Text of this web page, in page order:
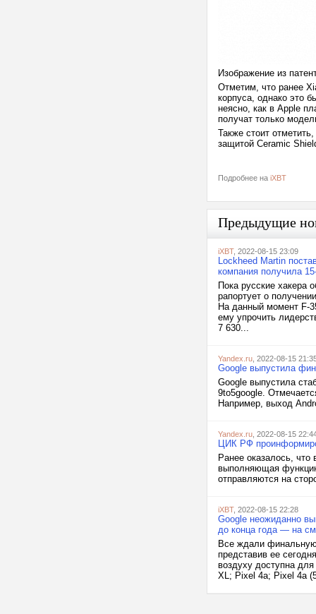
Изображение из
Отметим, что ранее
корпуса, однако это
неясно, как в Apple
получат только
Также стоит
защитой Ceramic
Подробнее на iXBT
Предыдущие
iXBT, 2022-08-15 23:09
Lockheed Martin
компания получила
Пока русские хакера
рапортует о
На данный момент F-
ему упрочить
7 630...
Yandex.ru , 2022-08-15
Google выпустила
Google выпустила
9to5google.
Например, выход
Yandex.ru , 2022-08-15
ЦИК РФ
Ранее оказалось,
выполняющая
отправляются на
iXBT, 2022-08-15 22:28
Google неожиданно
до конца года — на
Все ждали
представив ее
воздуху доступна
XL; Pixel 4a; Pixel 4a